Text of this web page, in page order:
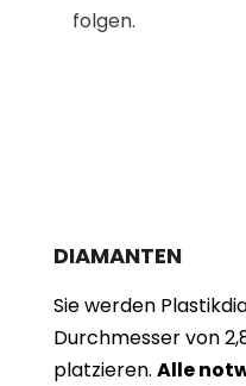
folgen.
DIAMANTEN
Sie werden
Durchmesser von
platzieren. Alle